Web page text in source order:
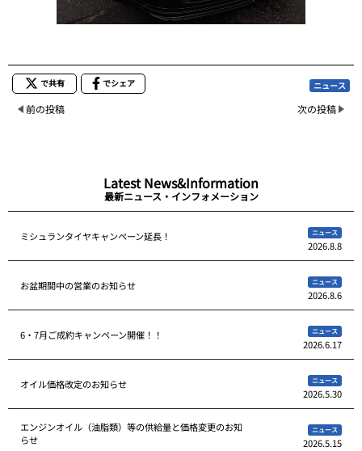
で共有 でシェア ニュース
前の投稿 次の投稿
Latest News&Information
最新ニュース・インフォメーション
ミシュランタイヤキャンペーン延長！ ニュース
2026.8.8
お盆期間中の営業のお知らせ ニュース
2026.8.6
6・7月ご成約キャンペーン開催！！ ニュース
2026.6.17
オイル価格改定のお知らせ ニュース
2026.5.30
エンジンオイル（油脂類）等の供給量と価格変更のお知
らせ
ニュース
2026.5.15